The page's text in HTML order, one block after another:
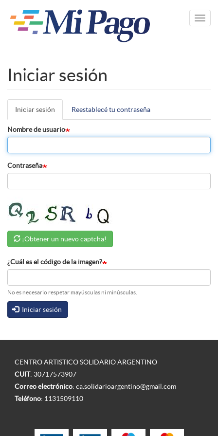
contenido
Iniciar sesión
Solapas
principales
Iniciar sesión (solapa
activa)
Reestablecé tu contraseña
Nombre de usuario
Contraseña
¡Obtener un nuevo captcha!
¿Cuál es el código de la imagen?
No es necesario respetar mayúsculas ni minúsculas.
Iniciar sesión
CENTRO ARTISTICO SOLIDARIO ARGENTINO
CUIT: 30717573907
Correo electrónico: ca.solidarioargentino@gmail.com
Teléfono: 1131509110